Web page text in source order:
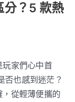
分？5 款熱
玩家們心中首
否也感到迷茫？
從輕薄便攜的